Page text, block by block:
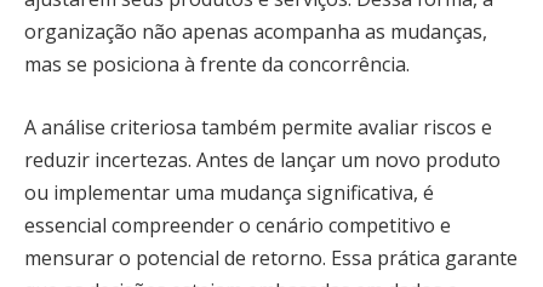
organização não apenas acompanha as mudanças,
mas se posiciona à frente da concorrência.
A análise criteriosa também permite avaliar riscos e
reduzir incertezas. Antes de lançar um novo produto
ou implementar uma mudança significativa, é
essencial compreender o cenário competitivo e
mensurar o potencial de retorno. Essa prática garante